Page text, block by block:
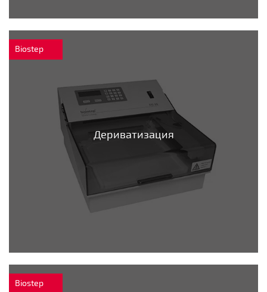
Biostep
Дериватизация
Biostep